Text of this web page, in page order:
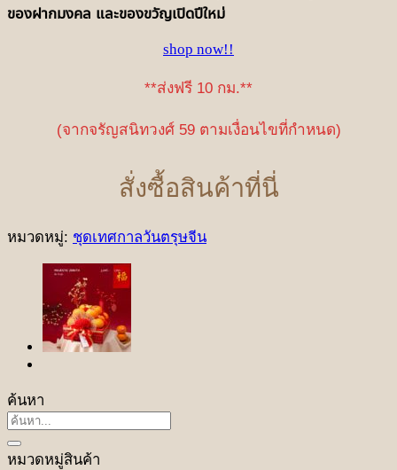
ของฝากมงคล และของขวัญเปิดปีใหม่
shop now!!
**ส่งฟรี 10 กม.**
(จากจรัญสนิทวงศ์ 59 ตามเงื่อนไขที่กำหนด)
สั่งซื้อสินค้าที่นี่
หมวดหมู่: ชุดเทศกาลวันตรุษจีน
ค้นหา
ค้นหา:
หมวดหมู่สินค้า